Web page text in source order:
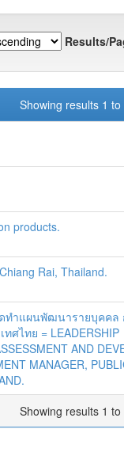
Results/
Showing results 1
products.
Rai, Thailand.
ทำแผนพัฒนารายบุคค
ไทย = LEADERSHIP
AND
MANAGER,
Showing results 1